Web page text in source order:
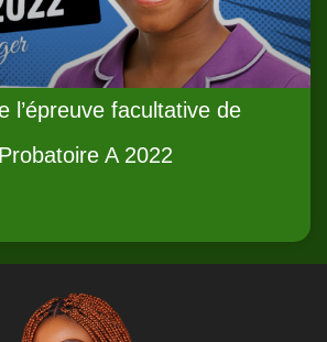
l’épreuve facultative de
A 2022